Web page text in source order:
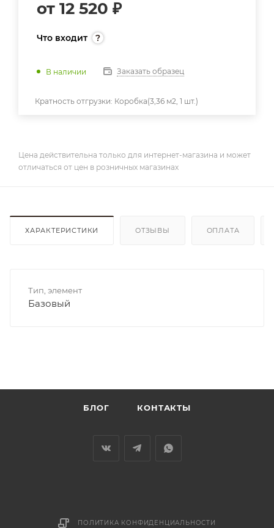
от 12 520 ₽
Что входит
В наличии Заказать образец
Кратность отгрузки: Коробка(3,36 м2, 1 шт.)
Цена действительна только для интернет-магазина и может
отличаться от цен в розничных магазинах
ХАРАКТЕРИСТИКИ ОТЗЫВЫ ОПЛАТА
Тип, элемент
Базовый
БЛОГ КОНТАКТЫ
ПОЛИТИКА КОНФИДЕНЦИАЛЬНОСТИ